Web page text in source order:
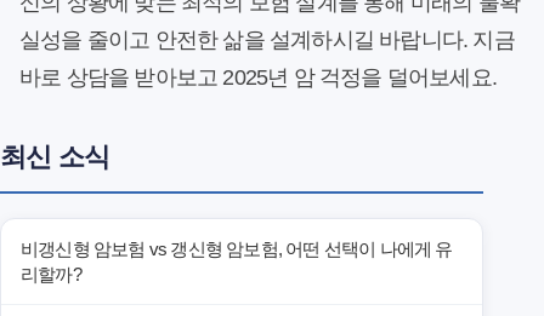
실성을 줄이고 안전한 삶을 설계하시길 바랍니다. 지금
바로 상담을 받아보고 2025년 암 걱정을 덜어보세요.
최신 소식
비갱신형 암보험 vs 갱신형 암보험, 어떤 선택이 나에게 유
리할까?